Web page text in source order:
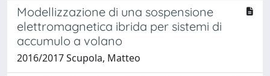
Modellizzazione di una sospensione
elettromagnetica ibrida per sistemi di
accumulo a volano
2016/2017 Scupola, Matteo